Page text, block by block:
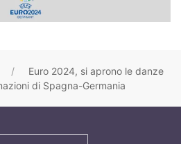
Euro 2024, si aprono le danze
di Spagna-Germania